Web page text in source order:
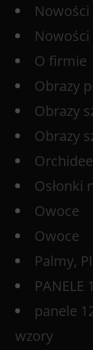
Nowości
O firmie
Obrazy
Obrazy
Obrazy
Orchidee
Osłonki
Owoce
Owoce
Palmy,
PANELE
panele
wzory